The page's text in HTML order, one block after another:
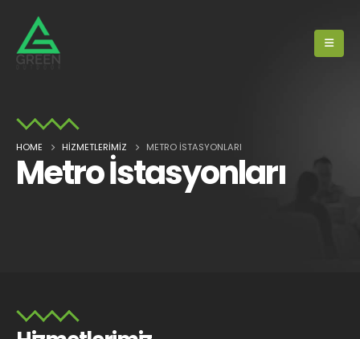
HOME HIZMETLERIMIZ METRO İSTASYONLARI
Metro İstasyonları